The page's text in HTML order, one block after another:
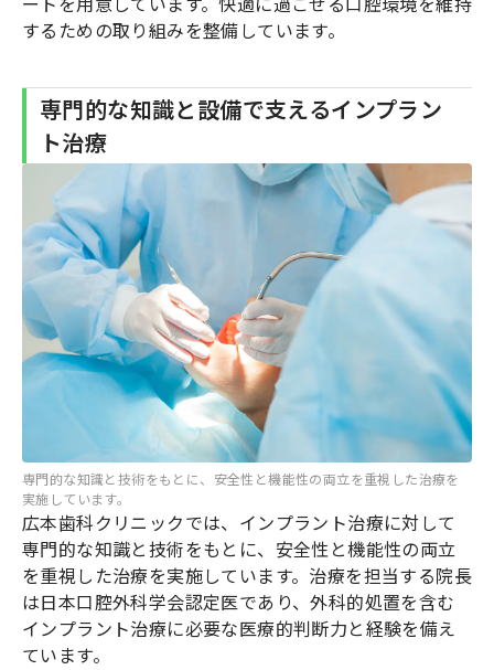
するための取り組みを整備しています。
専門的な知識と設備で支えるインプラン
ト治療
専門的な知識と技術をもとに、安全性と機能性の両立を重視した治療を
実施しています。
広本歯科クリニックでは、インプラント治療に対して
専門的な知識と技術をもとに、安全性と機能性の両立
を重視した治療を実施しています。治療を担当する院長
は日本口腔外科学会認定医であり、外科的処置を含む
インプラント治療に必要な医療的判断力と経験を備え
ています。